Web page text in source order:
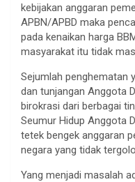
kebijakan anggaran
APBN/APBD maka
pada kenaikan harga
masyarakat itu tidak
Sejumlah penghematan
dan tunjangan Anggota
birokrasi dari berbagai
Seumur Hidup Anggota
tetek bengek anggaran
negara yang tidak
Yang menjadi masalah